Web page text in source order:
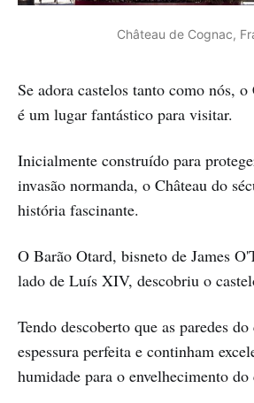
Château de Cognac,
Se adora castelos tanto como nós, o
é um lugar fantástico para visitar.
Inicialmente construído para
invasão normanda, o Château do
história fascinante.
O Barão Otard, bisneto de James
lado de Luís XIV, descobriu o
Tendo descoberto que as paredes
espessura perfeita e continham
humidade para o envelhecimento do